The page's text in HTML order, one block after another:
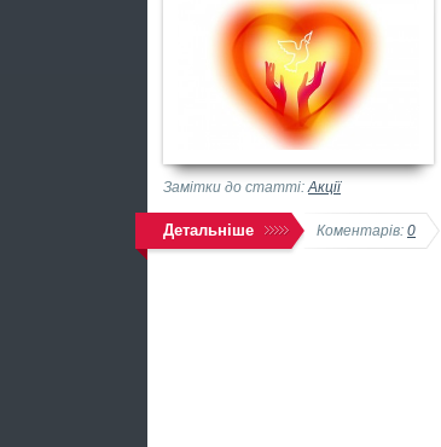
Замітки до статті: Акції
Детальніше Коментарів: 0